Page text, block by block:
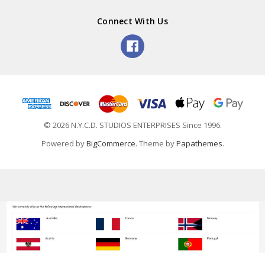
Connect With Us
© 2026 N.Y.C.D. STUDIOS ENTERPRISES Since 1996.
Powered byBigCommerce. Theme byPapathemes.